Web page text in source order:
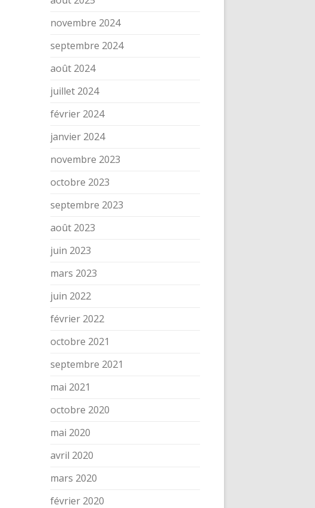
novembre 2024
septembre 2024
août 2024
juillet 2024
février 2024
janvier 2024
novembre 2023
octobre 2023
septembre 2023
août 2023
juin 2023
mars 2023
juin 2022
février 2022
octobre 2021
septembre 2021
mai 2021
octobre 2020
mai 2020
avril 2020
mars 2020
février 2020